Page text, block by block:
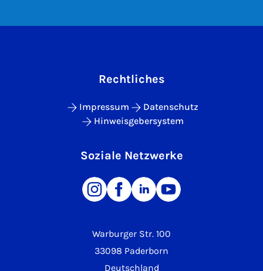
Warburger Str. 100
33098 Paderborn
Deutschland
Rechtliches
Impressum
Datenschutz
Hinweisgebersystem
Soziale Netzwerke